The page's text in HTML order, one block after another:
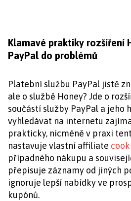
Klamavé praktiky rozšíření
PayPal do problémů
Platební službu PayPal jistě
ale o službě Honey? Jde o
součástí služby PayPal a jeho
vyhledávat na internetu
prakticky, nicméně v praxi
nastavuje vlastní affiliate
případného nákupu a
přepisuje záznamy od jiných
ignoruje lepší nabídky ve
kupónů.